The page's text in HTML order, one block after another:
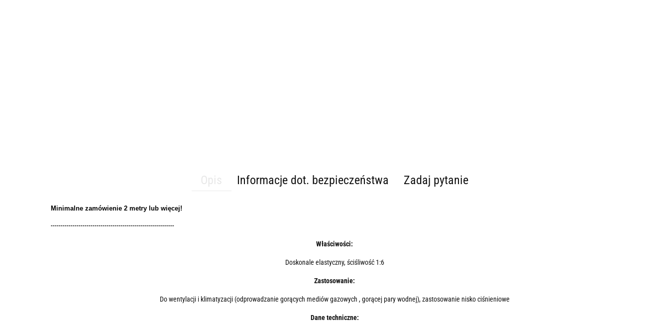
Informacje dot. bezpieczeństwa Zadaj pytanie
Minimalne zamówienie 2 metry lub więcej!
--------------------------------------------------------------
Właściwości:
Doskonale elastyczny, ściśliwość 1:6
Zastosowanie:
Do wentylacji i klimatyzacji (odprowadzanie gorących mediów gazowych , gorącej pary wodnej), zastosowanie nisko ciśnieniowe
Dane techniczne: